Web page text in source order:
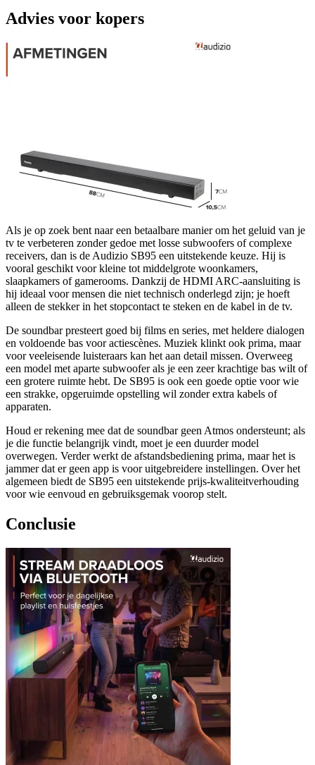
Advies voor kopers
Als je op zoek bent naar een betaalbare manier om het geluid van je
tv te verbeteren zonder gedoe met losse subwoofers of complexe
receivers, dan is de Audizio SB95 een uitstekende keuze. Hij is
vooral geschikt voor kleine tot middelgrote woonkamers,
slaapkamers of gamerooms. Dankzij de HDMI ARC-aansluiting is
hij ideaal voor mensen die niet technisch onderlegd zijn; je hoeft
alleen de stekker in het stopcontact te steken en de kabel in de tv.
De soundbar presteert goed bij films en series, met heldere dialogen
en voldoende bas voor actiescènes. Muziek klinkt ook prima, maar
voor veeleisende luisteraars kan het aan detail missen. Overweeg
een model met aparte subwoofer als je een zeer krachtige bas wilt of
een grotere ruimte hebt. De SB95 is ook een goede optie voor wie
een strakke, opgeruimde opstelling wil zonder extra kabels of
apparaten.
Houd er rekening mee dat de soundbar geen Atmos ondersteunt; als
je die functie belangrijk vindt, moet je een duurder model
overwegen. Verder werkt de afstandsbediening prima, maar het is
jammer dat er geen app is voor uitgebreidere instellingen. Over het
algemeen biedt de SB95 een uitstekende prijs-kwaliteitverhouding
voor wie eenvoud en gebruiksgemak voorop stelt.
Conclusie